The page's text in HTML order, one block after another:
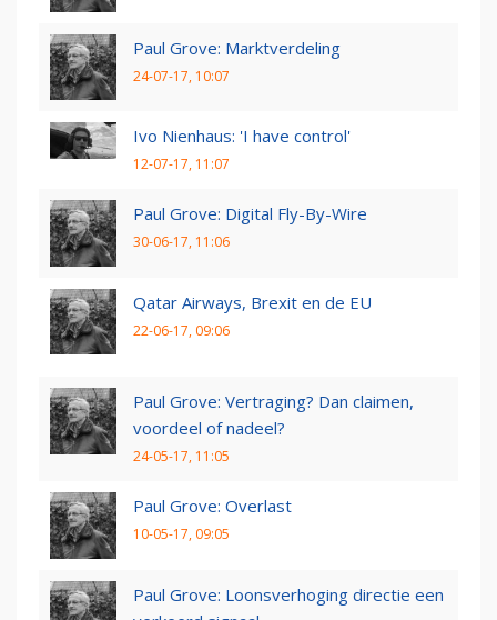
Paul Grove: Marktverdeling
24-07-17, 10:07
Ivo Nienhaus: 'I have control'
12-07-17, 11:07
Paul Grove: Digital Fly-By-Wire
30-06-17, 11:06
Qatar Airways, Brexit en de EU
22-06-17, 09:06
Paul Grove: Vertraging? Dan claimen,
voordeel of nadeel?
24-05-17, 11:05
Paul Grove: Overlast
10-05-17, 09:05
Paul Grove: Loonsverhoging directie een